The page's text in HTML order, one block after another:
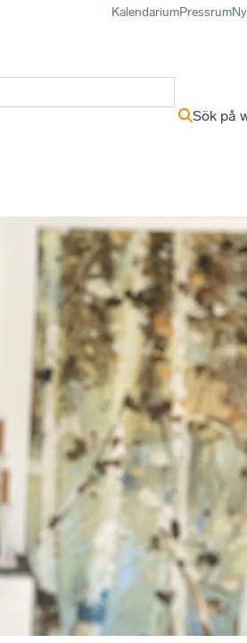
KalendariumPressrum
Sök på